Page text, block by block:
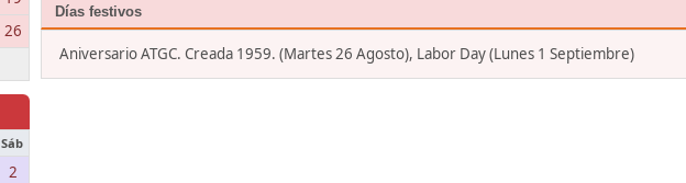
26
Sáb
2
Días festivos
Aniversario ATGC. Creada 1959. (Martes 26 Agosto), Labor Day (Lunes 1 Septiembre)